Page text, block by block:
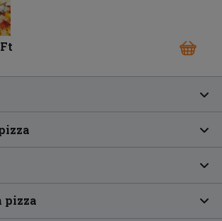
pizza